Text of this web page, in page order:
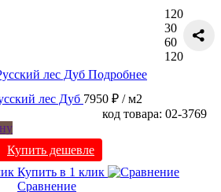
120
30
60
120
Подробнее
лес Дуб 7950 ₽ / м2
код товара: 02-3769
Купить дешевле
Купить в 1 клик
Сравнение